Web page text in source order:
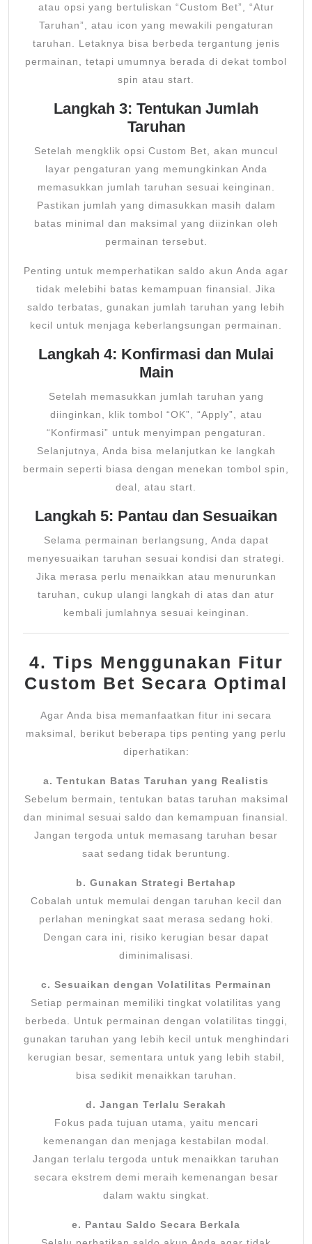
atau opsi yang bertuliskan “Custom Bet”, “Atur
Taruhan”, atau icon yang mewakili pengaturan
taruhan. Letaknya bisa berbeda tergantung jenis
permainan, tetapi umumnya berada di dekat tombol
spin atau start.
Langkah 3: Tentukan Jumlah
Taruhan
Setelah mengklik opsi Custom Bet, akan muncul
layar pengaturan yang memungkinkan Anda
memasukkan jumlah taruhan sesuai keinginan.
Pastikan jumlah yang dimasukkan masih dalam
batas minimal dan maksimal yang diizinkan oleh
permainan tersebut.
Penting untuk memperhatikan saldo akun Anda agar
tidak melebihi batas kemampuan finansial. Jika
saldo terbatas, gunakan jumlah taruhan yang lebih
kecil untuk menjaga keberlangsungan permainan.
Langkah 4: Konfirmasi dan Mulai
Main
Setelah memasukkan jumlah taruhan yang
diinginkan, klik tombol “OK”, “Apply”, atau
“Konfirmasi” untuk menyimpan pengaturan.
Selanjutnya, Anda bisa melanjutkan ke langkah
bermain seperti biasa dengan menekan tombol spin,
deal, atau start.
Langkah 5: Pantau dan Sesuaikan
Selama permainan berlangsung, Anda dapat
menyesuaikan taruhan sesuai kondisi dan strategi.
Jika merasa perlu menaikkan atau menurunkan
taruhan, cukup ulangi langkah di atas dan atur
kembali jumlahnya sesuai keinginan.
4. Tips Menggunakan Fitur
Custom Bet Secara Optimal
Agar Anda bisa memanfaatkan fitur ini secara
maksimal, berikut beberapa tips penting yang perlu
diperhatikan:
a. Tentukan Batas Taruhan yang Realistis
Sebelum bermain, tentukan batas taruhan maksimal
dan minimal sesuai saldo dan kemampuan finansial.
Jangan tergoda untuk memasang taruhan besar
saat sedang tidak beruntung.
b. Gunakan Strategi Bertahap
Cobalah untuk memulai dengan taruhan kecil dan
perlahan meningkat saat merasa sedang hoki.
Dengan cara ini, risiko kerugian besar dapat
diminimalisasi.
c. Sesuaikan dengan Volatilitas Permainan
Setiap permainan memiliki tingkat volatilitas yang
berbeda. Untuk permainan dengan volatilitas tinggi,
gunakan taruhan yang lebih kecil untuk menghindari
kerugian besar, sementara untuk yang lebih stabil,
bisa sedikit menaikkan taruhan.
d. Jangan Terlalu Serakah
Fokus pada tujuan utama, yaitu mencari
kemenangan dan menjaga kestabilan modal.
Jangan terlalu tergoda untuk menaikkan taruhan
secara ekstrem demi meraih kemenangan besar
dalam waktu singkat.
e. Pantau Saldo Secara Berkala